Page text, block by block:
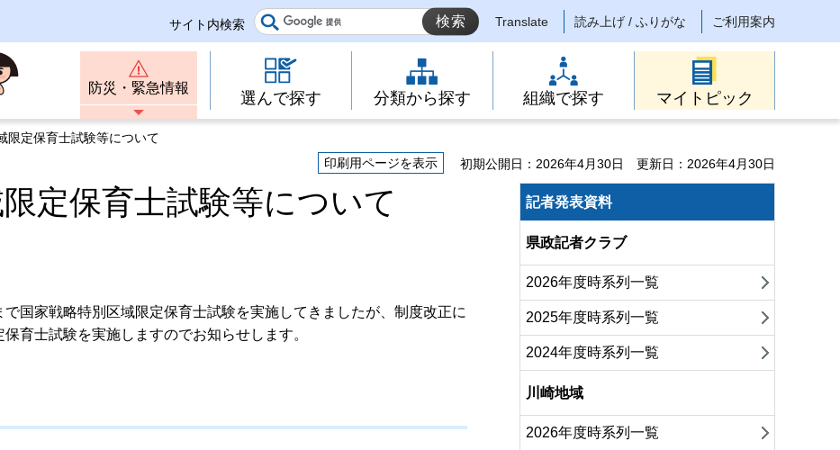
サイト内検索 Translate 読み上げ / ふりがな ご利用案内
防災・緊急情報
選んで探す 分類から探す 組織で探す マイトピック
限定保育士試験等について
印刷用ページを表示
初期公開日：2026年4月30日 更新日：2026年4月30日
定保育士試験等について
国家戦略特別区域限定保育士試験を実施してきましたが、制度改正に
育士試験を実施しますのでお知らせします。
記者発表資料
県政記者クラブ
2026年度時系列一覧
2025年度時系列一覧
2024年度時系列一覧
川崎地域
2026年度時系列一覧